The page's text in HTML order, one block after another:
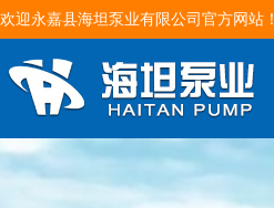
欢迎永嘉县海坦泵业有限公司官方网站！